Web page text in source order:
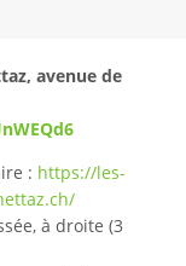
avenue de
: https://les-
à droite (3